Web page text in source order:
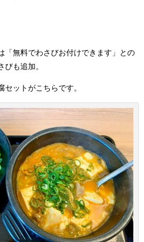
「無料でわさびお付けできます」との
びも追加。
セットがこちらです。